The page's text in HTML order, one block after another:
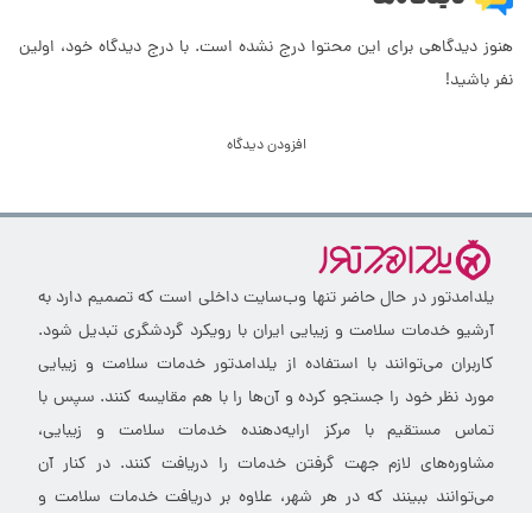
هنوز دیدگاهی برای این محتوا درج نشده است. با درج دیدگاه خود، اولین
نفر باشید!
افزودن دیدگاه
یلدامدتور در حال حاضر تنها وب‌سایت داخلی است که تصمیم دارد به
آرشیو خدمات سلامت و زیبایی ایران با رویکرد گردشگری تبدیل شود.
کاربران می‌توانند با استفاده از یلدامدتور خدمات سلامت و زیبایی
مورد نظر خود را جستجو کرده و آن‌ها را با هم مقایسه کنند. سپس با
تماس مستقیم با مرکز ارایه‌دهنده خدمات سلامت و زیبایی،
مشاوره‌های لازم جهت گرفتن خدمات را دریافت کنند. در کنار آن
می‌توانند ببینند که در هر شهر، علاوه بر دریافت خدمات سلامت و